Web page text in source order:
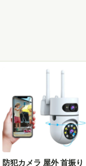
防犯カメラ 屋外 首振り